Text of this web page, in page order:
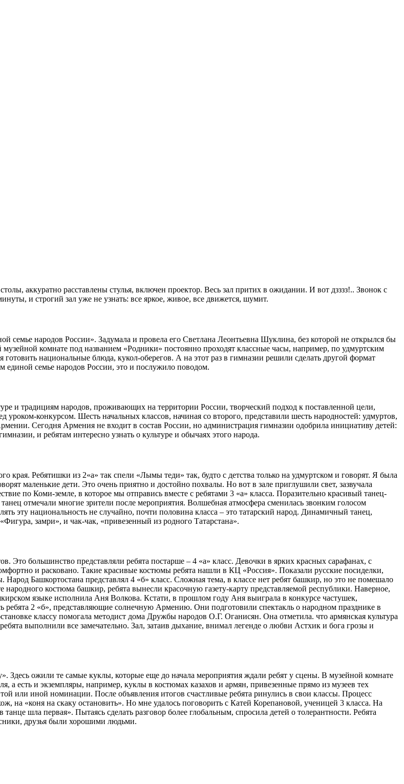
аккуратно расставлены стулья, включен проектор. Весь зал притих в ожидании. И вот дзззз!.. Звонок с
и строгий зал уже не узнать: все яркое, живое, все движется, шумит.
семье народов России». Задумала и провела его Светлана Леонтьевна Шуклина, без которой не открылся бы
комнате под названием «Родники» постоянно проходят классные часы, например, по удмуртским
национальные блюда, кукол-оберегов. А на этот раз в гимназии решили сделать другой формат
семье народов России, это и послужило поводом.
и традициям народов, проживающих на территории России, творческий подход к поставленной цели,
уроком-конкурсом. Шесть начальных классов, начиная со второго, представили шесть народностей: удмуртов,
Сегодня Армения не входит в состав России, но администрация гимназии одобрила инициативу детей:
и ребятам интересно узнать о культуре и обычаях этого народа.
Ребятишки из 2«а» так спели «Лымы теди» так, будто с детства только на удмуртском и говорят. Я была
маленькие дети. Это очень приятно и достойно похвалы. Но вот в зале приглушили свет, зазвучала
по Коми-земле, в которое мы отправись вместе с ребятами 3 «а» класса. Поразительно красивый танец-
отмечали многие зрители после мероприятия. Волшебная атмосфера сменилась звонким голосом
эту национальность не случайно, почти половина класса – это татарский народ. Динамичный танец,
замри», и чак-чак, «привезенный из родного Татарстана».
Это большинство представляли ребята постарше – 4 «а» класс. Девочки в ярких красных сарафанах, с
и расковано. Такие красивые костюмы ребята нашли в КЦ «Россия». Показали русские посиделки,
Башкортостана представлял 4 «б» класс. Сложная тема, в классе нет ребят башкир, но это не помешало
костюма башкир, ребята вынесли красочную газету-карту представляемой республики. Наверное,
языке исполнила Аня Волкова. Кстати, в прошлом году Аня выиграла в конкурсе частушек,
ребята 2 «б», представляющие солнечную Армению. Они подготовили спектакль о народном празднике в
классу помогала методист дома Дружбы народов О.Г. Оганисян. Она отметила. что армянская культура
выполнили все замечательно. Зал, затаив дыхание, внимал легенде о любви Астхик и бога грозы и
Здесь ожили те самые куклы, которые еще до начала мероприятия ждали ребят у сцены. В музейной комнате
а есть и экземпляры, например, куклы в костюмах казахов и армян, привезенные прямо из музеев тех
или иной номинации. После объявления итогов счастливые ребята ринулись в свои классы. Процесс
на «коня на скаку остановить». Но мне удалось поговорить с Катей Корепановой, ученицей 3 класса. На
шла первая». Пытаясь сделать разговор более глобальным, спросила детей о толерантности. Ребята
друзья были хорошими людьми.